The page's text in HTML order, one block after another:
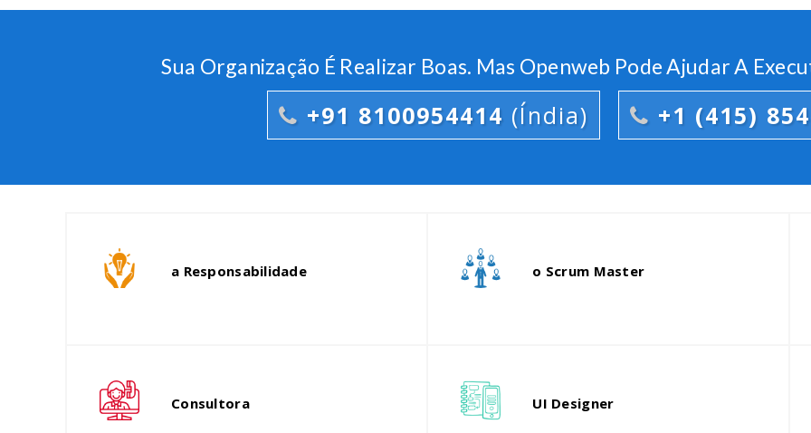
Sua Organização É Realizar Boas. Mas Openweb Pode Ajudar A
+91 8100954414 (Índia) +1 (415)
a Responsabilidade
Nossa cabeça desenvolvedor atuará
como sua contrapartida para trazer
o melhor da equipe.
o Scrum Master
Consultora
Nossos melhores UX consultores
são responsáveis por projetar a
experiência e fluxos de trabalho.
UI Designer